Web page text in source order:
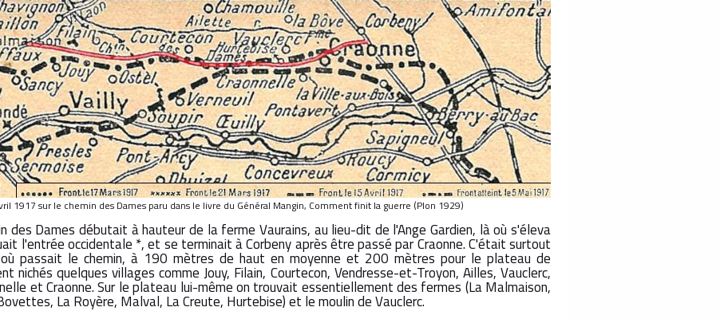
1917 sur le chemin des Dames paru dans le livre du Général Mangin, Comment finit la guerre (Plon 1929)
des Dames débutait à hauteur de la ferme Vaurains, au lieu-dit de l'Ange Gardien, là où s'éleva
l'entrée occidentale *, et se terminait à Corbeny après être passé par Craonne. C'était surtout
passait le chemin, à 190 mètres de haut en moyenne et 200 mètres pour le plateau de
nichés quelques villages comme Jouy, Filain, Courtecon, Vendresse-et-Troyon, Ailles, Vauclerc,
et Craonne. Sur le plateau lui-même on trouvait essentiellement des fermes (La Malmaison,
La Royère, Malval, La Creute, Hurtebise) et le moulin de Vauclerc.